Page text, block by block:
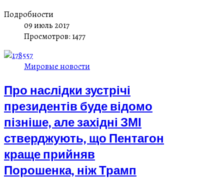
Подробности
09 июль 2017
Просмотров: 1477
Мировые новости
Про наслідки зустрічі
президентів буде відомо
пізніше, але західні ЗМІ
стверджують, що Пентагон
краще прийняв
Порошенка, ніж Трамп